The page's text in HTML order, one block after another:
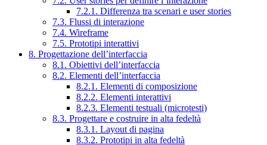
7.2.1. Differenza tra scenari e user stories
7.3. Flussi di interazione
7.4. Wireframe
7.5. Prototipi interattivi
8. Progettazione dell’interfaccia
8.1. Obiettivi dell’interfaccia
8.2. Elementi dell’interfaccia
8.2.1. Elementi di composizione
8.2.2. Elementi interattivi
8.2.3. Elementi testuali (microtesti)
8.3. Progettare e costruire in alta fedeltà
8.3.1. Layout di pagina
8.3.2. Prototipi in alta fedeltà